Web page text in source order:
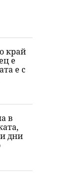
край
е
е с
в
дни